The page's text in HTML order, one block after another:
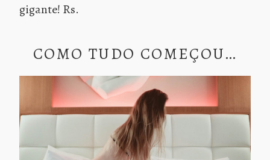
gigante! Rs.
COMO TUDO COMEÇOU…